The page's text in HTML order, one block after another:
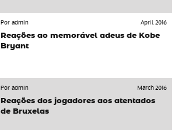
Por admin
April 2016
Reações ao memorável adeus de Kobe
Bryant
Por admin
March 2016
Reações dos jogadores aos atentados
de Bruxelas